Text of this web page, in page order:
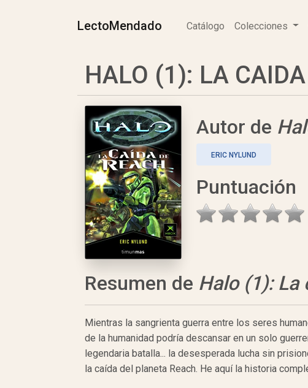
LectoMendado Catálogo Colecciones
HALO (1): LA
Autor de
ERIC NYLUND
Puntuación
Resumen de Halo (1): La
Mientras la sangrienta guerra entre los seres
de la humanidad podría descansar en un solo
legendaria batalla... la desesperada lucha sin
la caída del planeta Reach. He aquí la historia